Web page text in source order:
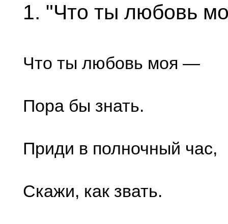
1. "Что ты любовь
Что ты любовь моя —
Пора бы знать.
Приди в полночный час,
Скажи, как звать.